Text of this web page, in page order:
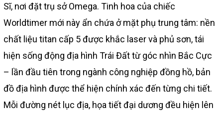
Sĩ, nơi đặt trụ sở Omega. Tinh hoa của chiếc
Worldtimer mới này ẩn chứa ở mặt phụ trung tâm: nền
chất liệu titan cấp 5 được khắc laser và phủ sơn, tái
hiện sống động địa hình Trái Đất từ góc nhìn Bắc Cực
– lần đầu tiên trong ngành công nghiệp đồng hồ, bản
đồ địa hình được thể hiện chính xác đến từng chi tiết.
Mỗi đường nét lục địa, họa tiết đại dương đều hiện lên